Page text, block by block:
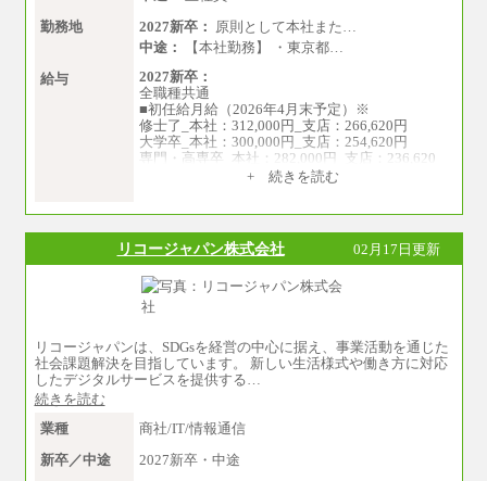
勤務地
2027新卒：
原則として本社また…
中途：
【本社勤務】 ・東京都…
給与
2027新卒：
全職種共通
■初任給月給（2026年4月末予定）※
修士了_本社：312,000円_支店：266,620円
大学卒_本社：300,000円_支店：254,620円
専門・高専卒_本社：282,000円_支店：236,620
月給（本社）：213,030円＋諸手当
月給（支店）：164,920円～189,700円＋諸手当
※上記はフルタイム勤務で残業ゼロの場合の標
準的な月額モデルとして掲載。
年収（本社）：330万～380万（フルタイムで標
準的なボーナス込みの金額です。上限金額は全
社平均20時間の残業込み）
年収（支店）：260万～340万（フルタイムで標
社平均20時間の残業込み）
※年1回評価に応じて昇給有り。(上限あり)
※雇用形態についての補足：事務系職務限定の
正社員となります
+ 続きを読む
リコージャパン株式会社 02月17日更新
リコージャパンは、SDGsを経営の中心に据え、事業活動を通じた
社会課題解決を目指しています。 新しい生活様式や働き方に対応
したデジタルサービスを提供する…
続きを読む
業種
商社/IT/情報通信
新卒／中途
2027新卒・中途